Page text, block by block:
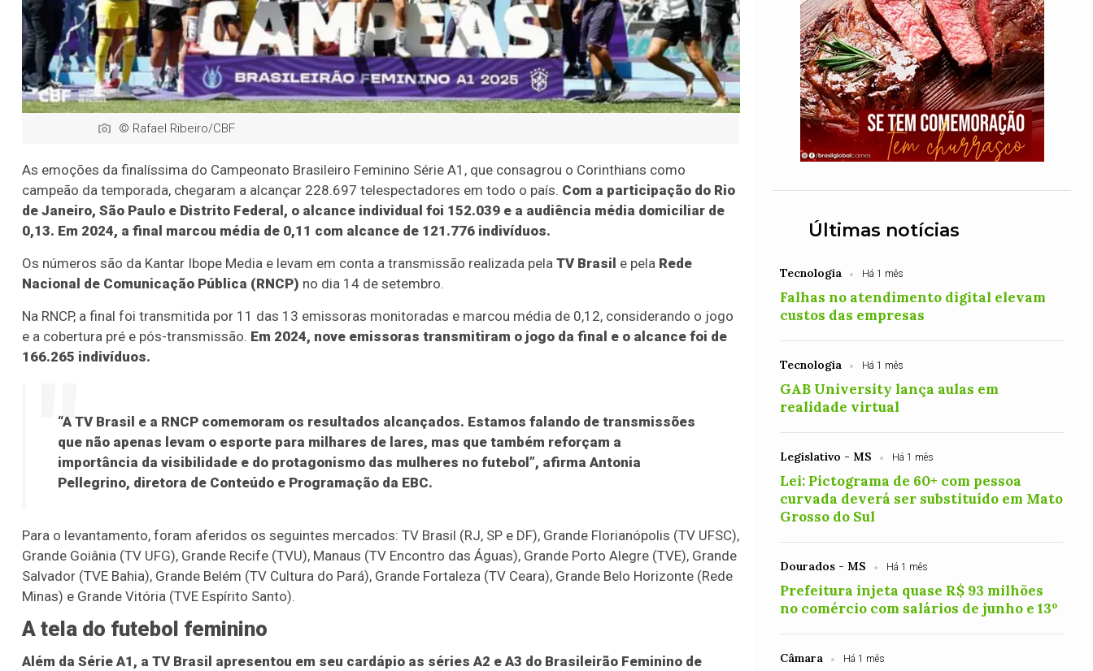
© Rafael Ribeiro/CBF
As emoções da finalíssima do Campeonato Brasileiro Feminino Série A1, que consagrou o Corinthians como
campeão da temporada, chegaram a alcançar 228.697 telespectadores em todo o país. Com a participação do Rio
de Janeiro, São Paulo e Distrito Federal, o alcance individual foi 152.039 e a audiência média domiciliar de
0,13. Em 2024, a final marcou média de 0,11 com alcance de 121.776 indivíduos.
Os números são da Kantar Ibope Media e levam em conta a transmissão realizada pela TV Brasil e pela Rede
Nacional de Comunicação Pública (RNCP) no dia 14 de setembro.
Na RNCP, a final foi transmitida por 11 das 13 emissoras monitoradas e marcou média de 0,12, considerando o jogo
e a cobertura pré e pós-transmissão. Em 2024, nove emissoras transmitiram o jogo da final e o alcance foi de
166.265 indivíduos.
“A TV Brasil e a RNCP comemoram os resultados alcançados. Estamos falando de transmissões
que não apenas levam o esporte para milhares de lares, mas que também reforçam a
importância da visibilidade e do protagonismo das mulheres no futebol”, afirma Antonia
Pellegrino, diretora de Conteúdo e Programação da EBC.
Para o levantamento, foram aferidos os seguintes mercados: TV Brasil (RJ, SP e DF), Grande Florianópolis (TV UFSC),
Grande Goiânia (TV UFG), Grande Recife (TVU), Manaus (TV Encontro das Águas), Grande Porto Alegre (TVE), Grande
Salvador (TVE Bahia), Grande Belém (TV Cultura do Pará), Grande Fortaleza (TV Ceara), Grande Belo Horizonte (Rede
Minas) e Grande Vitória (TVE Espírito Santo).
A tela do futebol feminino
Além da Série A1, a TV Brasil apresentou em seu cardápio as séries A2 e A3 do Brasileirão Feminino de
Últimas notícias
Tecnologia Há 1 mês
Falhas no atendimento digital elevam
custos das empresas
Tecnologia Há 1 mês
GAB University lança aulas em
realidade virtual
Legislativo - MS Há 1 mês
Lei: Pictograma de 60+ com pessoa
curvada deverá ser substituído em Mato
Grosso do Sul
Dourados - MS Há 1 mês
Prefeitura injeta quase R$ 93 milhões
no comércio com salários de junho e 13º
Câmara Há 1 mês